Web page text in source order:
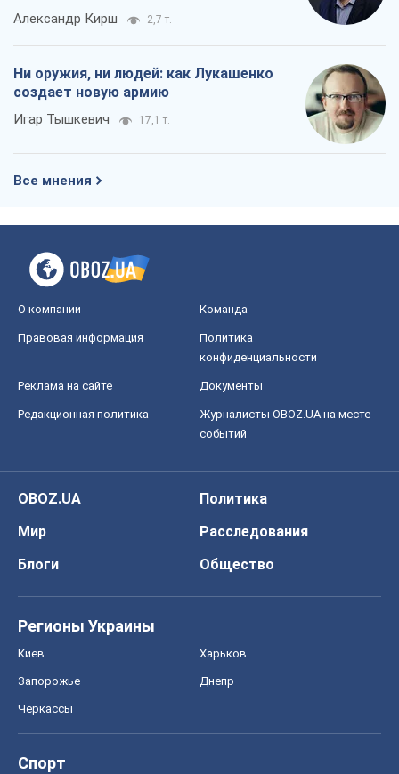
Александр Кирш 2,7 т.
Ни оружия, ни людей: как Лукашенко
создает новую армию
Игар Тышкевич 17,1 т.
Все мнения
О компании Команда
Правовая информация
Политика
конфиденциальности
Реклама на сайте Документы
Редакционная политика
Журналисты OBOZ.UA на месте
событий
OBOZ.UA
Политика
Мир
Расследования
Блоги
Общество
Регионы Украины
Киев Харьков
Запорожье Днепр
Черкассы
Спорт